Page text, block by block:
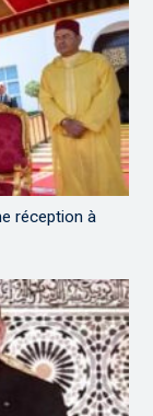
réception à